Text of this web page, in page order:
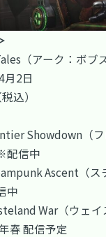
（アーク：ボブ
月2日
込）
Showdown（
信中
Ascent（ス
中
War（ウェ
配信予定